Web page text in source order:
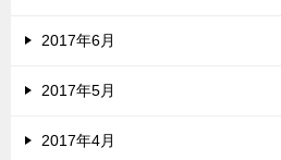
2017年6月
2017年5月
2017年4月